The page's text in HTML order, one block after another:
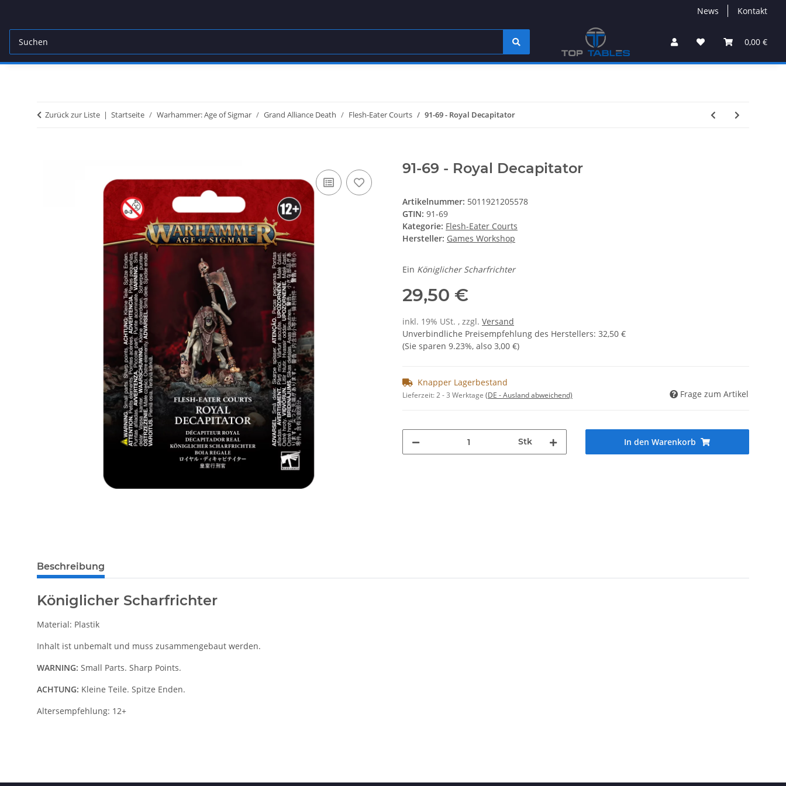
News Kontakt
0,00 €
Zurück zur Liste Startseite Warhammer: Age of Sigmar Grand Alliance Death Flesh-Eater Courts 91-69 - Royal Decapitator
91-69 - Royal Decapitator
Artikelnummer: 5011921205578
GTIN: 91-69
Kategorie: Flesh-Eater Courts
Hersteller: Games Workshop
Ein Königlicher Scharfrichter
29,50 €
inkl. 19% USt. , zzgl. Versand
Unverbindliche Preisempfehlung des Herstellers: 32,50 €
(Sie sparen 9.23%, also 3,00 €)
Knapper Lagerbestand
Lieferzeit:2 - 3 Werktage (DE - Ausland abweichend) Frage zum Artikel
Stk In den Warenkorb
weitere Registerkarten anzeigen
Beschreibung
Königlicher Scharfrichter
Material: Plastik
Inhalt ist unbemalt und muss zusammengebaut werden.
WARNING: Small Parts. Sharp Points.
ACHTUNG: Kleine Teile. Spitze Enden.
Altersempfehlung: 12+